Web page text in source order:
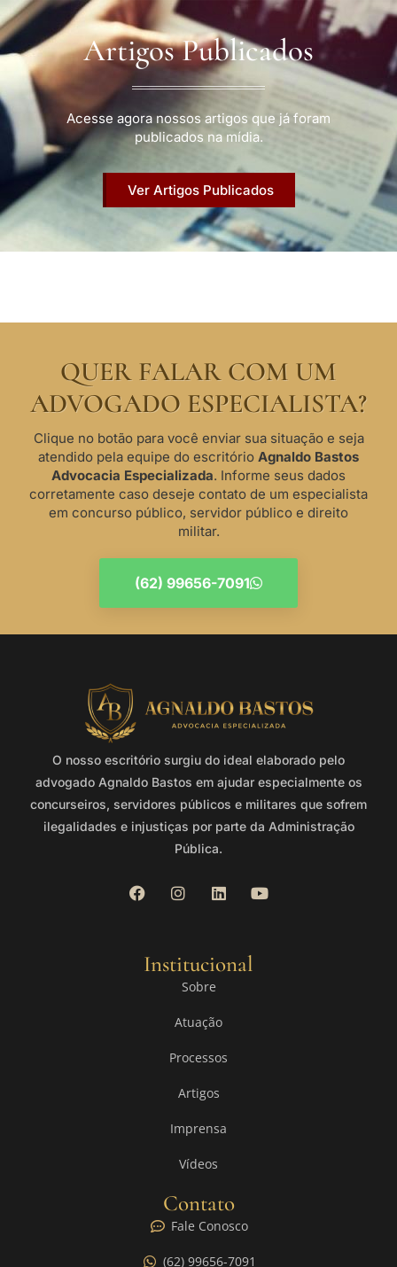
Artigos Publicados
Acesse agora nossos artigos que já foram
publicados na mídia.
Ver Artigos Publicados
QUER FALAR COM UM
ADVOGADO ESPECIALISTA?
Clique no botão para você enviar sua situação e seja
atendido pela equipe do escritório Agnaldo Bastos
Advocacia Especializada. Informe seus dados
corretamente caso deseje contato de um especialista
em concurso público, servidor público e direito
militar.
(62) 99656-7091
O nosso escritório surgiu do ideal elaborado pelo
advogado Agnaldo Bastos em ajudar especialmente os
concurseiros, servidores públicos e militares que sofrem
ilegalidades e injustiças por parte da Administração
Pública.
Institucional
Sobre
Atuação
Processos
Artigos
Imprensa
Vídeos
Contato
Fale Conosco
(62) 99656-7091